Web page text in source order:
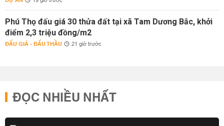
Phú Thọ đấu giá 30 thửa đất tại xã Tam Dương Bắc, khởi
điểm 2,3 triệu đồng/m2
ĐẤU GIÁ - ĐẤU THẦU 21 giờ trước
ĐỌC NHIỀU NHẤT